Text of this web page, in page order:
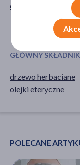
olejek
GŁÓWNY SKŁADNIK
drzewo herbaciane
olejki eteryczne
POLECANE